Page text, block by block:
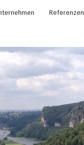
Referenzen